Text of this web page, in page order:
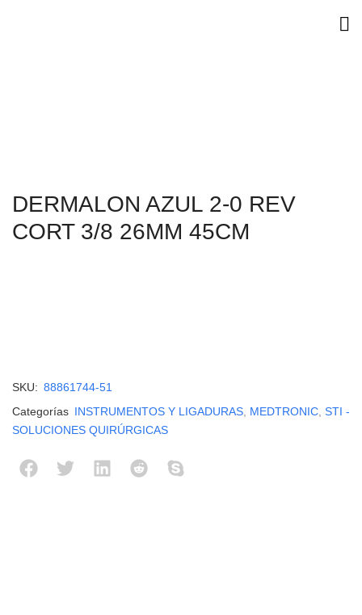
DERMALON AZUL 2-0 REV
CORT 3/8 26MM 45CM
SKU: 88861744-51
Categorías INSTRUMENTOS Y LIGADURAS, MEDTRONIC, STI -
SOLUCIONES QUIRÚRGICAS